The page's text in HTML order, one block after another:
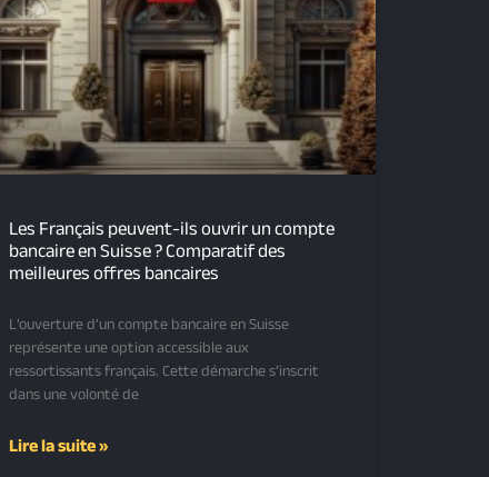
Les Français peuvent-ils ouvrir un compte
bancaire en Suisse ? Comparatif des
meilleures offres bancaires
L’ouverture d’un compte bancaire en Suisse
représente une option accessible aux
ressortissants français. Cette démarche s’inscrit
dans une volonté de
Lire la suite »